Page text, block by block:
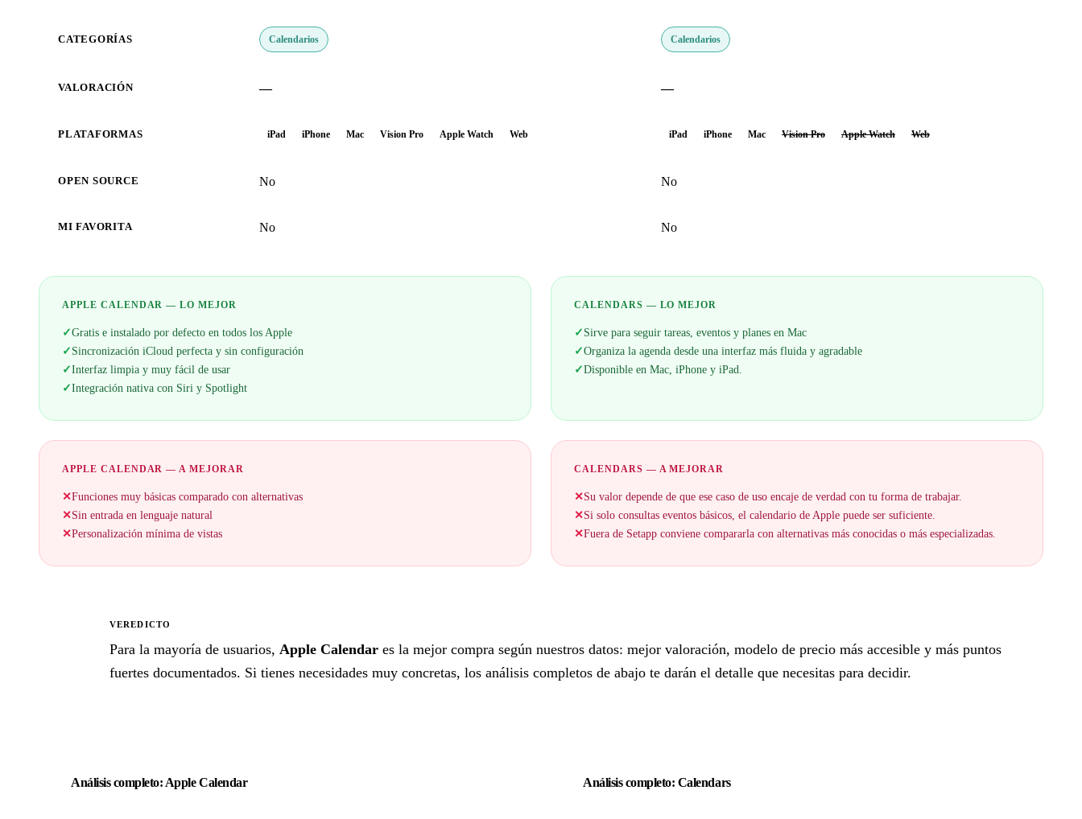
CATEGORÍAS Calendarios Calendarios
VALORACIÓN — —
PLATAFORMAS iPad iPhone Mac Vision Pro Apple Watch Web iPad iPhone Mac Vision Pro Apple Watch Web
OPEN SOURCE No No
MI FAVORITA No No
APPLE CALENDAR — LO MEJOR
✓Gratis e instalado por defecto en todos los Apple
✓Sincronización iCloud perfecta y sin configuración
✓Interfaz limpia y muy fácil de usar
✓Integración nativa con Siri y Spotlight
CALENDARS — LO MEJOR
✓Sirve para seguir tareas, eventos y planes en Mac
✓Organiza la agenda desde una interfaz más fluida y agradable
✓Disponible en Mac, iPhone y iPad.
APPLE CALENDAR — A MEJORAR
✕Funciones muy básicas comparado con alternativas
✕Sin entrada en lenguaje natural
✕Personalización mínima de vistas
CALENDARS — A MEJORAR
✕Su valor depende de que ese caso de uso encaje de verdad con tu forma de trabajar.
✕Si solo consultas eventos básicos, el calendario de Apple puede ser suficiente.
✕Fuera de Setapp conviene compararla con alternativas más conocidas o más especializadas.
VEREDICTO
Para la mayoría de usuarios, Apple Calendar es la mejor compra según nuestros datos: mejor valoración, modelo de precio más accesible y más puntos
fuertes documentados. Si tienes necesidades muy concretas, los análisis completos de abajo te darán el detalle que necesitas para decidir.
Análisis completo: Apple Calendar Análisis completo: Calendars